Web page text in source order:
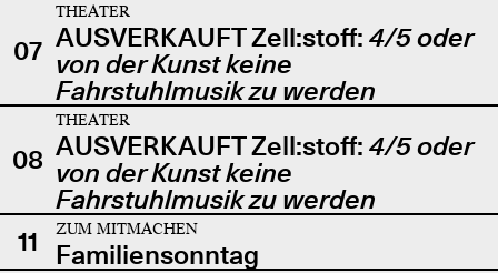
07
THEATER
AUSVERKAUFT Zell:stoff: 4/5 oder
von der Kunst keine
Fahrstuhlmusik zu werden
08
THEATER
AUSVERKAUFT Zell:stoff: 4/5 oder
von der Kunst keine
Fahrstuhlmusik zu werden
11
ZUM MITMACHEN
Familiensonntag